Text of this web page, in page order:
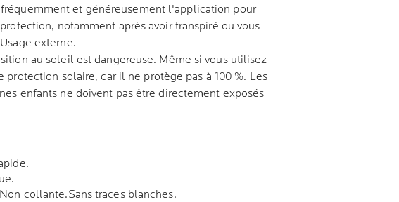
et généreusement l'application pour
notamment après avoir transpiré ou vous
externe.
au soleil est dangereuse. Même si vous utilisez
protection solaire, car il ne protège pas à 100 %. Les
enfants ne doivent pas être directement exposés
collante.Sans traces blanches.